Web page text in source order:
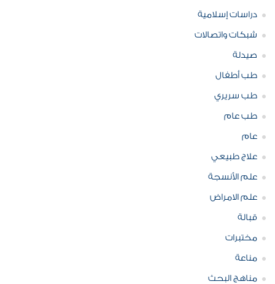
دراسات إسلامية
شبكات واتصالات
صيدلة
طب أطفال
طب سريري
طب عام
عام
علاج طبيعي
علم الأنسجة
علم الامراض
قبالة
مختبرات
مناعة
مناهج البحث